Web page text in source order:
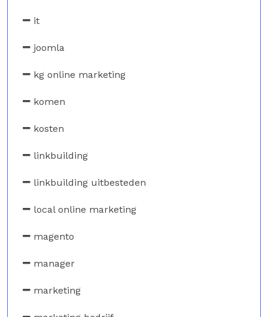
it
joomla
kg online marketing
komen
kosten
linkbuilding
linkbuilding uitbesteden
local online marketing
magento
manager
marketing